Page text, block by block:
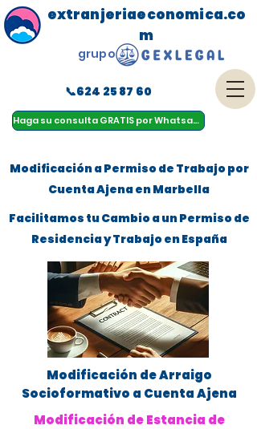
Haga su consulta GRATIS por Whatsapp
menu
extranjeriaeconomica.co
m
📞624 25 87 60
grupo
Modificación a Permiso de Trabajo por
Cuenta Ajena en Marbella
Facilitamos tu Cambio a un Permiso de
Residencia y Trabajo en España
Modificación de Arraigo
Socioformativo a Cuenta Ajena
Modificación de Estancia de